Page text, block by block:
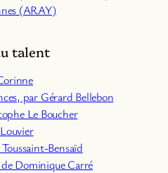
(ARAY)
talent
par Gérard Bellebon
Le Boucher
Bensaïd
Dominique Carré